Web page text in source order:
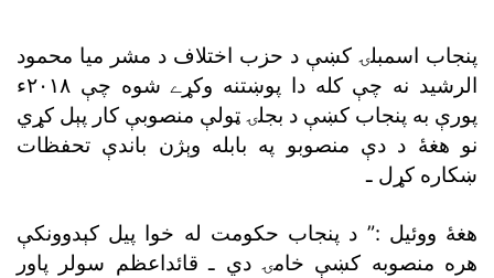
پنجاب اسمبلۍ کښې د حزب اختلاف د مشر ميا محمود
الرشيد نه چې کله دا پوښتنه وکړے شوه چې ٢٠١٨ء
پورې به پنجاب کښې د بجلۍ ټولې منصوبې کار پېل کړي
نو هغۀ د دې منصوبو په بابله وېژن باندې تحفظات
ښکاره کړل ـ
هغۀ ووئيل :” د پنجاب حکومت له خوا پيل کېدوونکې
هره منصوبه کښې خامۍ دي ـ قائداعظم سولر پاور